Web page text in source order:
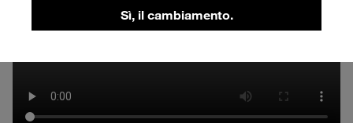
Sì, il cambiamento.